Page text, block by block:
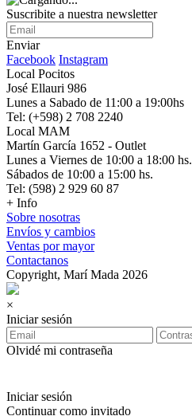
Suscribite a nuestra newsletter
Enviar
Facebook Instagram
Local Pocitos
José Ellauri 986
Lunes a Sabado de 11:00 a 19:00hs
Tel: (+598) 2 708 2240
Local MAM
Martín García 1652 - Outlet
Lunes a Viernes de 10:00 a 18:00 hs.
Sábados de 10:00 a 15:00 hs.
Tel: (598) 2 929 60 87
+ Info
Sobre nosotras
Envíos y cambios
Ventas por mayor
Contactanos
Copyright, Marí Mada 2026
×
Iniciar sesión
Olvidé mi contraseña
Iniciar sesión
Continuar como invitado